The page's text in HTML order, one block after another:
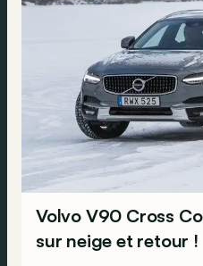
Volvo V90 Cross
sur neige et retour !